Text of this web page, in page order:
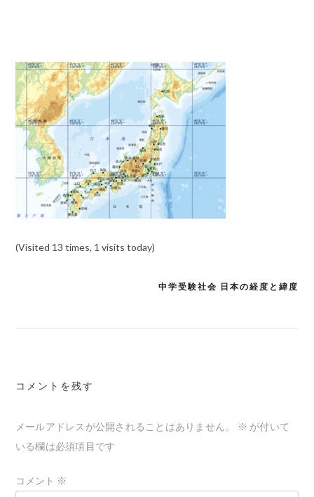
(Visited 13 times, 1 visits today)
ゲ
シ
ン
中学受験社会 日本の経度と緯度
コメントを残す
メールアドレスが公開されることはありません。 ※ が付いて
いる欄は必須項目です
コメント ※